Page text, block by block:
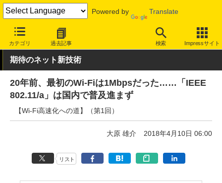
Powered by Translate
カテゴリ 過去記事 検索 Impressサイト
INTERNET Watch トピック 技術/規格
期待のネット新技術
20年前、最初のWi-Fiは1Mbpsだった……「IEEE
802.11/a」は国内で普及進まず
【Wi-Fi高速化への道】（第1回）
大原 雄介 2018年4月10日 06:00
リスト